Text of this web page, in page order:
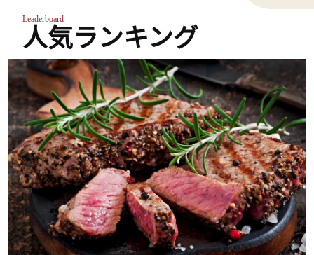
Leaderboard
人気ランキング